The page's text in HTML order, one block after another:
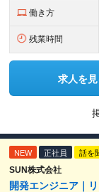
働き方
残業時間
求人を見
NEW 正社員 話を
SUN株式会社
開発エンジニア｜